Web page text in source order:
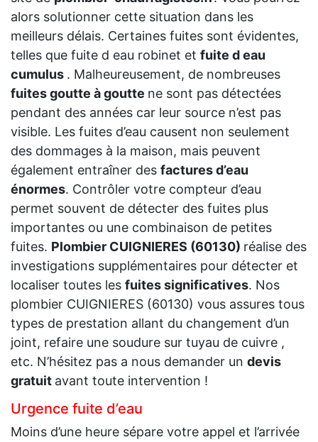
alors solutionner cette situation dans les
meilleurs délais. Certaines fuites sont évidentes,
telles que fuite d eau robinet et fuite d eau
cumulus . Malheureusement, de nombreuses
fuites goutte à goutte ne sont pas détectées
pendant des années car leur source n’est pas
visible. Les fuites d’eau causent non seulement
des dommages à la maison, mais peuvent
également entraîner des factures d’eau
énormes. Contrôler votre compteur d’eau
permet souvent de détecter des fuites plus
importantes ou une combinaison de petites
fuites. Plombier CUIGNIERES (60130) réalise des
investigations supplémentaires pour détecter et
localiser toutes les fuites significatives. Nos
plombier CUIGNIERES (60130) vous assures tous
types de prestation allant du changement d’un
joint, refaire une soudure sur tuyau de cuivre ,
etc. N’hésitez pas a nous demander un devis
gratuit avant toute intervention !
Urgence fuite d’eau
Moins d’une heure sépare votre appel et l’arrivée